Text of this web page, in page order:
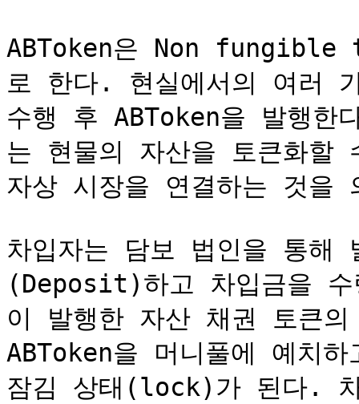
ABToken은 Non fungible
로 한다. 현실에서의 여러
수행 후 ABToken을 발행한
는 현물의 자산을 토큰화
자상 시장을 연결하는 것을
차입자는 담보 법인을 통해
(Deposit)하고 차입금을
이 발행한 자산 채권 토큰
ABToken을 머니풀에 예치
잠김 상태(lock)가 된다.